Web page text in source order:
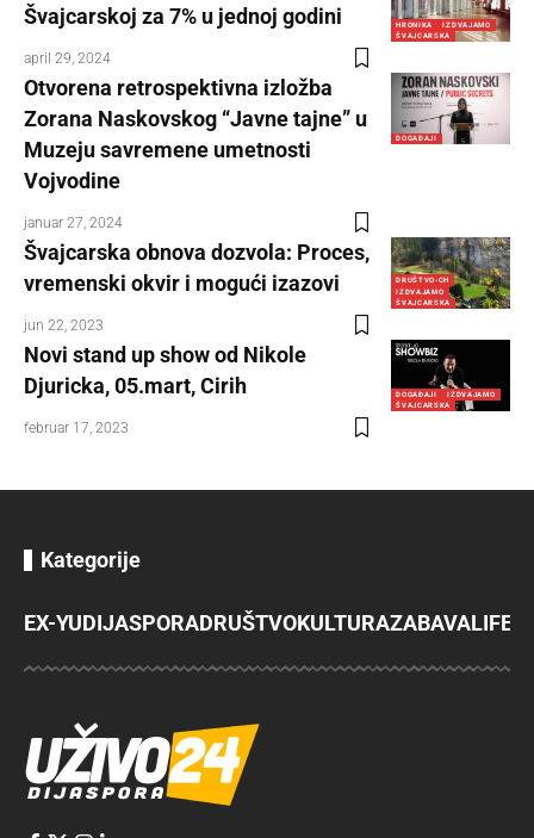
HRONIKA
IZDVAJAMO
ŠVAJCARSKA
Švajcarskoj za 7% u jednoj godini
april 29, 2024
DOGAĐAJI
Otvorena retrospektivna izložba
Zorana Naskovskog “Javne tajne” u
Muzeju savremene umetnosti
Vojvodine
januar 27, 2024
DRUŠTVO-CH
IZDVAJAMO
ŠVAJCARSKA
Švajcarska obnova dozvola: Proces,
vremenski okvir i mogući izazovi
jun 22, 2023
DOGAĐAJI
IZDVAJAMO
ŠVAJCARSKA
Novi stand up show od Nikole
Djuricka, 05.mart, Cirih
februar 17, 2023
Kategorije
EX-YUDIJASPORADRUŠTVOKULTURAZABAVA